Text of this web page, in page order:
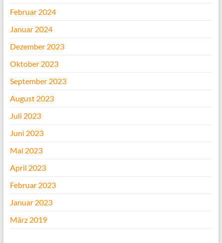
Februar 2024
Januar 2024
Dezember 2023
Oktober 2023
September 2023
August 2023
Juli 2023
Juni 2023
Mai 2023
April 2023
Februar 2023
Januar 2023
März 2019